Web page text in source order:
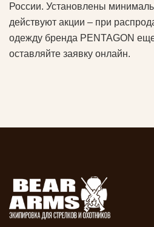
России. Установлены
действуют акции – при
одежду бренда PENTAGON
оставляйте заявку онлайн.